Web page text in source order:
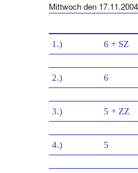
Mittwoch den 17.11.2004
1.) 6 + SZ
2.) 6
3.) 5 + ZZ
4.) 5